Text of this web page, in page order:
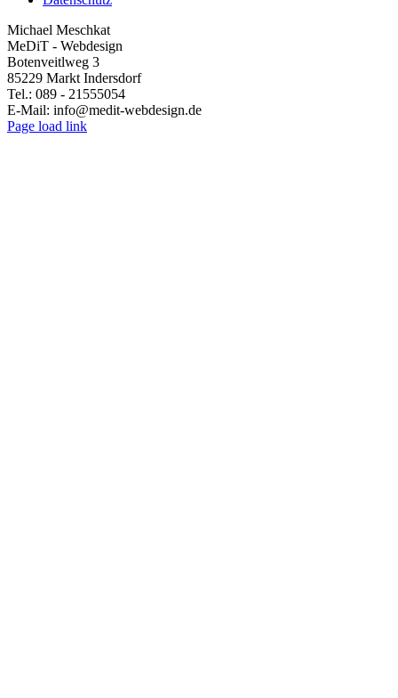
Michael Meschkat
MeDiT - Webdesign
Botenveitlweg 3
85229 Markt Indersdorf
Tel.: 089 - 21555054
E-Mail: info@medit-webdesign.de
Page load link